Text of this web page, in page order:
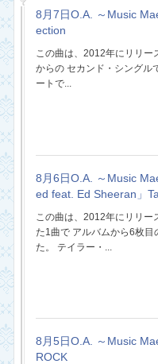
8月7日O.A. ～Music
ection
この曲は、2012年にリリー
からの セカンド・シングル
ートで...
8月6日O.A. ～Music
ed feat. Ed Sheeran」
この曲は、2012年にリリ
た1曲で アルバムから6枚目
た。 テイラー・...
8月5日O.A. ～Music
ROCK